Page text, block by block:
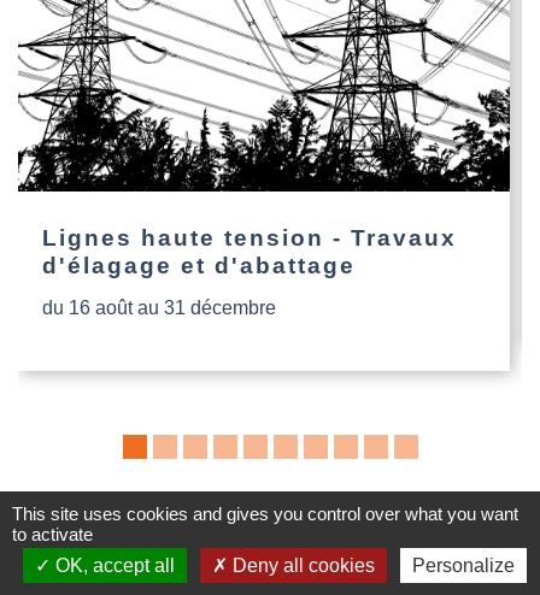
Lignes haute tension - Travaux
d'élagage et d'abattage
du 16 août au 31 décembre
Contacts
Commune de Dompierre-les-Églises
This site uses cookies and gives you control over what you want
to activate
OK, accept all
Deny all cookies Personalize